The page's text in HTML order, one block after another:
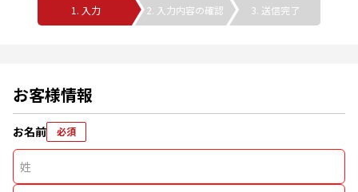
1. 入力 2. 入力内容の確認 3. 送信完了
お客様情報
お名前 必須